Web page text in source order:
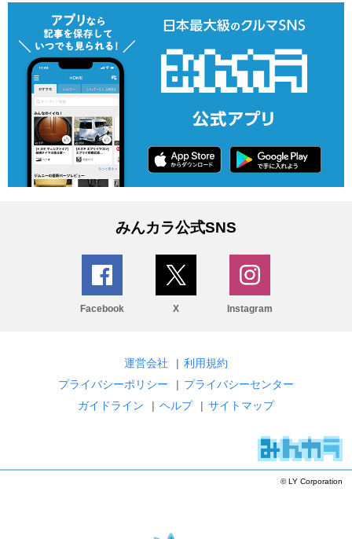
みんカラ公式SNS
Facebook X Instagram
運営会社 | 利用規約
プライバシーポリシー
| プライバシーセンター
ガイドライン
| ヘルプ | サイトマップ
© LY Corporation